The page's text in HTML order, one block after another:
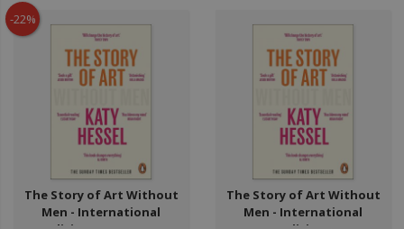
-22%
The Story of Art Without
Men - International
The Story of Art Without
Men - International